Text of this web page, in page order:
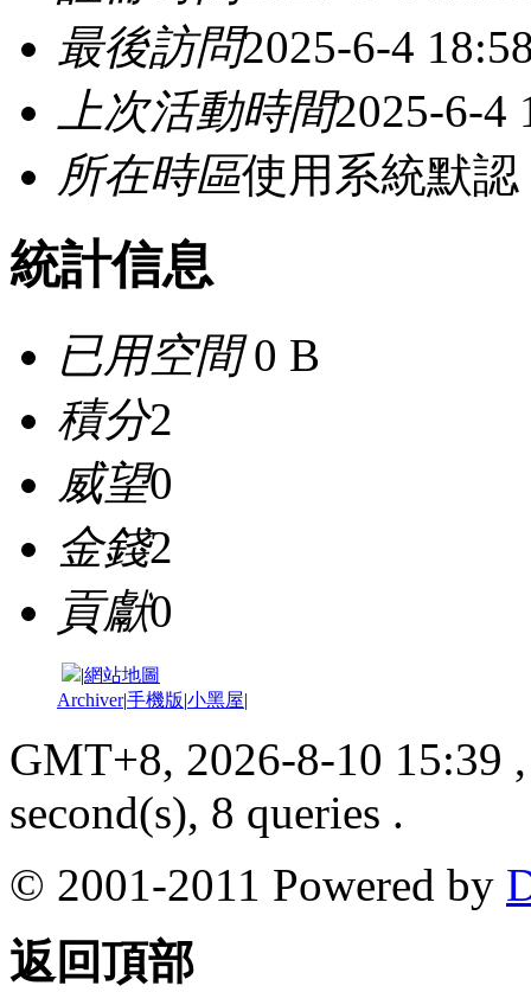
最後訪問2025-6-4
上次活動時間2025-6-4
所在時區使用系統默認
統計信息
已用空間0 B
積分2
威望0
金錢2
貢獻0
|網站地圖
Archiver|手機版|小黑屋|
GMT+8, 2026-8-10 15:39
second(s), 8 queries .
© 2001-2011 Powered by
返回頂部